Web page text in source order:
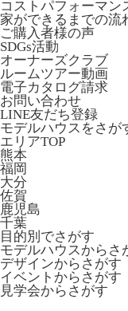
コストパフォーマン
家ができるまでの流
ご購入者様の声
SDGs活動
オーナーズクラブ
ルームツアー動画
電子カタログ請求
お問い合わせ
LINE友だち登録
モデルハウスをさが
エリアTOP
熊本
福岡
大分
佐賀
鹿児島
千葉
目的別でさがす
モデルハウスからさ
デザインからさがす
イベントからさがす
見学会からさがす